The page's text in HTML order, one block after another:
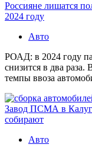
Россияне лишатся
2024 году
Авто
РОАД: в 2024 году
снизится в два раза.
темпы ввоза
Завод ПСМА в
собирают
Авто